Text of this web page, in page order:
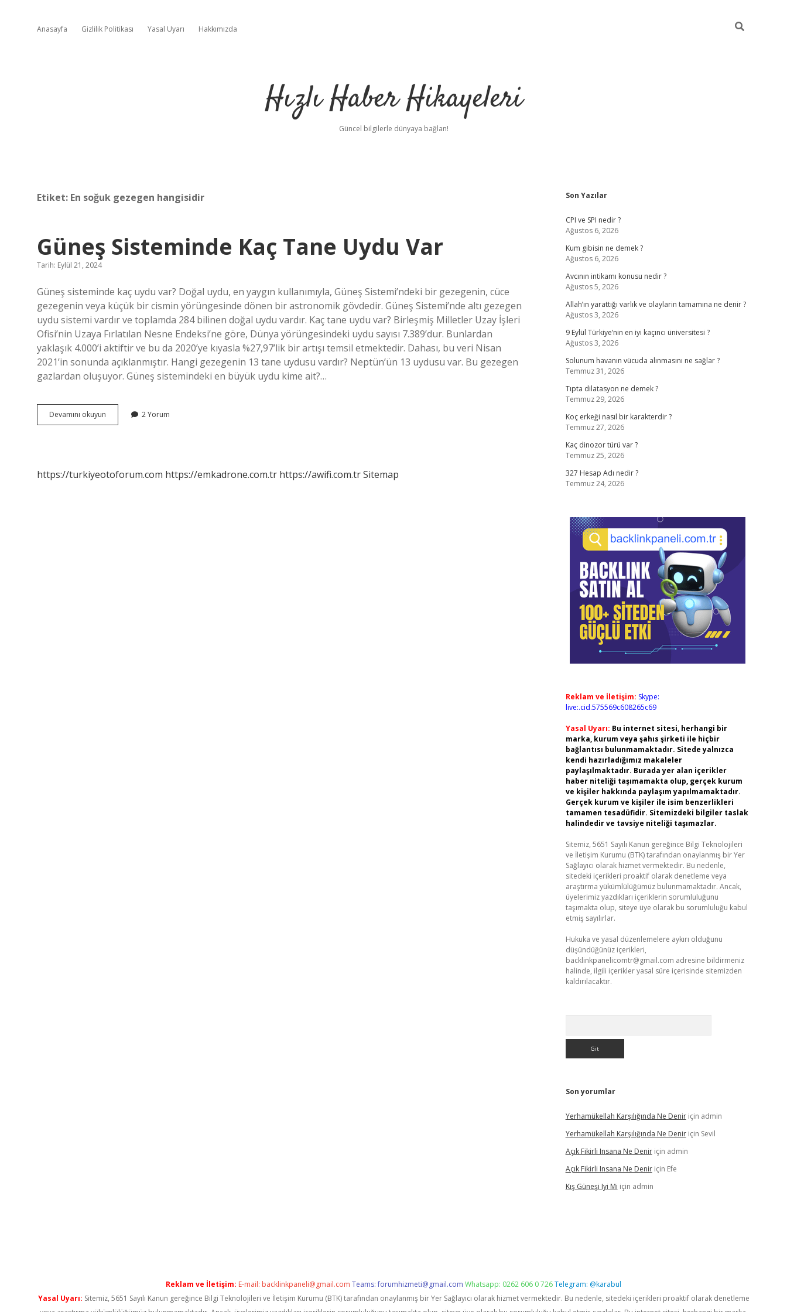
Anasayfa Gizlilik Politikası Yasal Uyarı Hakkımızda
Hızlı Haber Hikayeleri
Güncel bilgilerle dünyaya bağlan!
Etiket: En soğuk gezegen hangisidir
Güneş Sisteminde Kaç Tane Uydu Var
Tarih: Eylül 21, 2024
Güneş sisteminde kaç uydu var? Doğal uydu, en yaygın kullanımıyla, Güneş Sistemi’ndeki bir gezegenin, cüce
gezegenin veya küçük bir cismin yörüngesinde dönen bir astronomik gövdedir. Güneş Sistemi’nde altı gezegen
uydu sistemi vardır ve toplamda 284 bilinen doğal uydu vardır. Kaç tane uydu var? Birleşmiş Milletler Uzay İşleri
Ofisi’nin Uzaya Fırlatılan Nesne Endeksi’ne göre, Dünya yörüngesindeki uydu sayısı 7.389’dur. Bunlardan
yaklaşık 4.000’i aktiftir ve bu da 2020’ye kıyasla %27,97’lik bir artışı temsil etmektedir. Dahası, bu veri Nisan
2021’in sonunda açıklanmıştır. Hangi gezegenin 13 tane uydusu vardır? Neptün’ün 13 uydusu var. Bu gezegen
gazlardan oluşuyor. Güneş sistemindeki en büyük uydu kime ait?…
Devamını okuyun
Sisteminde
2 Yorum
https://turkiyeotoforum.com https://emkadrone.com.tr https://awifi.com.trSitemap
Sidebar
Son Yazılar
CPI ve SPI nedir ?
Ağustos 6, 2026
Kum gibisin ne demek ?
Ağustos 6, 2026
Avcının intikamı konusu nedir ?
Ağustos 5, 2026
Allah’ın yarattığı varlık ve olaylarin tamamına ne denir ?
Ağustos 3, 2026
9 Eylül Türkiye’nin en iyi kaçıncı üniversitesi ?
Ağustos 3, 2026
Solunum havanın vücuda alınmasını ne sağlar ?
Temmuz 31, 2026
Tıpta dilatasyon ne demek ?
Temmuz 29, 2026
Koç erkeği nasıl bir karakterdir ?
Temmuz 27, 2026
Kaç dinozor türü var ?
Temmuz 25, 2026
327 Hesap Adı nedir ?
Temmuz 24, 2026
Reklam ve İletişim: Skype:
live:.cid.575569c608265c69
Yasal Uyarı: Bu internet sitesi, herhangi bir
marka, kurum veya şahıs şirketi ile hiçbir
bağlantısı bulunmamaktadır. Sitede yalnızca
kendi hazırladığımız makaleler
paylaşılmaktadır. Burada yer alan içerikler
haber niteliği taşımamakta olup, gerçek kurum
ve kişiler hakkında paylaşım yapılmamaktadır.
Gerçek kurum ve kişiler ile isim benzerlikleri
tamamen tesadüfidir. Sitemizdeki bilgiler taslak
halindedir ve tavsiye niteliği taşımazlar.
Sitemiz, 5651 Sayılı Kanun gereğince Bilgi Teknolojileri
ve İletişim Kurumu (BTK) tarafından onaylanmış bir Yer
Sağlayıcı olarak hizmet vermektedir. Bu nedenle,
sitedeki içerikleri proaktif olarak denetleme veya
araştırma yükümlülüğümüz bulunmamaktadır. Ancak,
üyelerimiz yazdıkları içeriklerin sorumluluğunu
taşımakta olup, siteye üye olarak bu sorumluluğu kabul
etmiş sayılırlar.
Hukuka ve yasal düzenlemelere aykırı olduğunu
düşündüğünüz içerikleri,
backlinkpanelicomtr@gmail.com adresine bildirmeniz
halinde, ilgili içerikler yasal süre içerisinde sitemizden
kaldırılacaktır.
Son yorumlar
Yerhamükellah Karşılığında Ne Deniriçin admin
Yerhamükellah Karşılığında Ne Deniriçin Sevil
Açık Fikirli Insana Ne Deniriçin admin
Açık Fikirli Insana Ne Deniriçin Efe
Kış Güneşi Iyi Mi için admin
Reklam ve İletişim: E-mail: backlinkpaneli@gmail.com Teams:forumhizmeti@gmail.com Whatsapp: 0262 606 0 726Telegram: @karabul
Yasal Uyarı: Sitemiz, 5651 Sayılı Kanun gereğince Bilgi Teknolojileri ve İletişim Kurumu (BTK) tarafından onaylanmış bir Yer Sağlayıcı olarak hizmet vermektedir. Bu nedenle, sitedeki içerikleri proaktif olarak denetleme